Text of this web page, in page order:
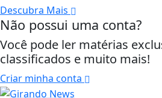
Descubra Mais
Não possui uma conta?
Você pode ler matérias
classificados e muito mais!
Criar minha conta